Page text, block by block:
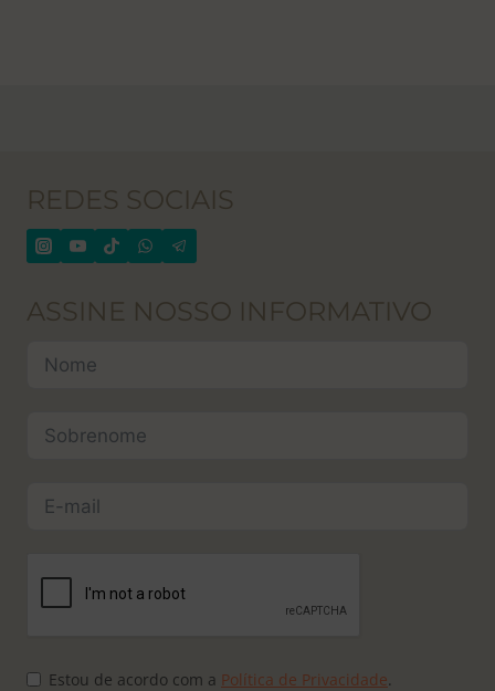
REDES SOCIAIS
ASSINE NOSSO INFORMATIVO
Estou de acordo com a Política de Privacidade.